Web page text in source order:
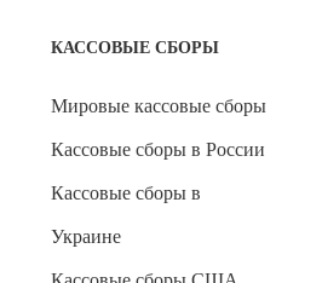
КАССОВЫЕ СБОРЫ
Мировые кассовые сборы
Кассовые сборы в России
Кассовые сборы в
Украине